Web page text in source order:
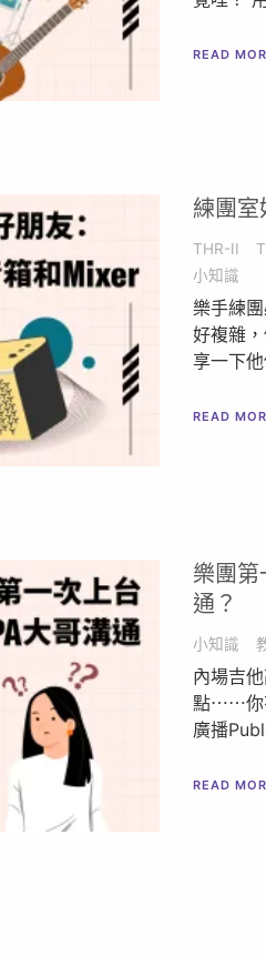
READ
練團
THR-II
小知識
樂手練
好複雜
享一下他
READ
樂團
通？
小知識
內場吉
點⋯⋯你
廣播
READ